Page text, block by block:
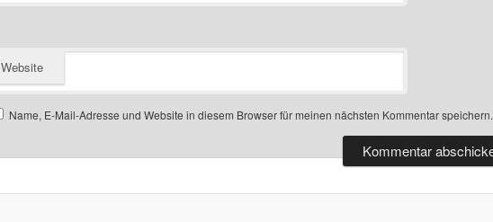
Website
Name, E-Mail-Adresse und Website in diesem Browser für meinen nächsten Kommentar speichern.